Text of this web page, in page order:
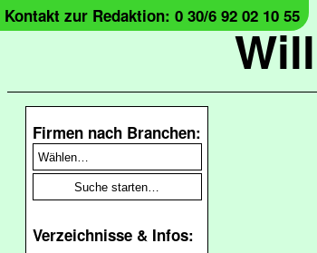
Kontakt zur Redaktion: 0 30/6 92 02 10 55
Firmen nach Branchen:
Verzeichnisse & Infos: